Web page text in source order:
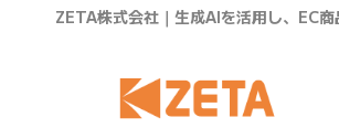
ZETA株式会社｜生成AIを活用し、EC